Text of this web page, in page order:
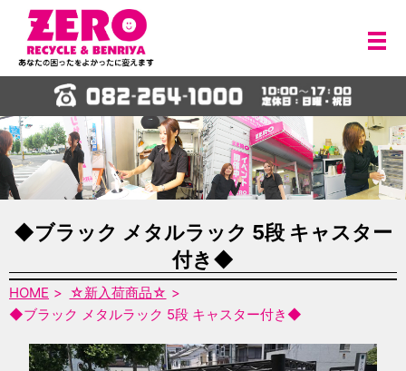
メ
◆ブラック メタルラック 5段 キャスター
付き◆
HOME
☆新入荷商品☆
◆ブラック メタルラック 5段 キャスター付き◆